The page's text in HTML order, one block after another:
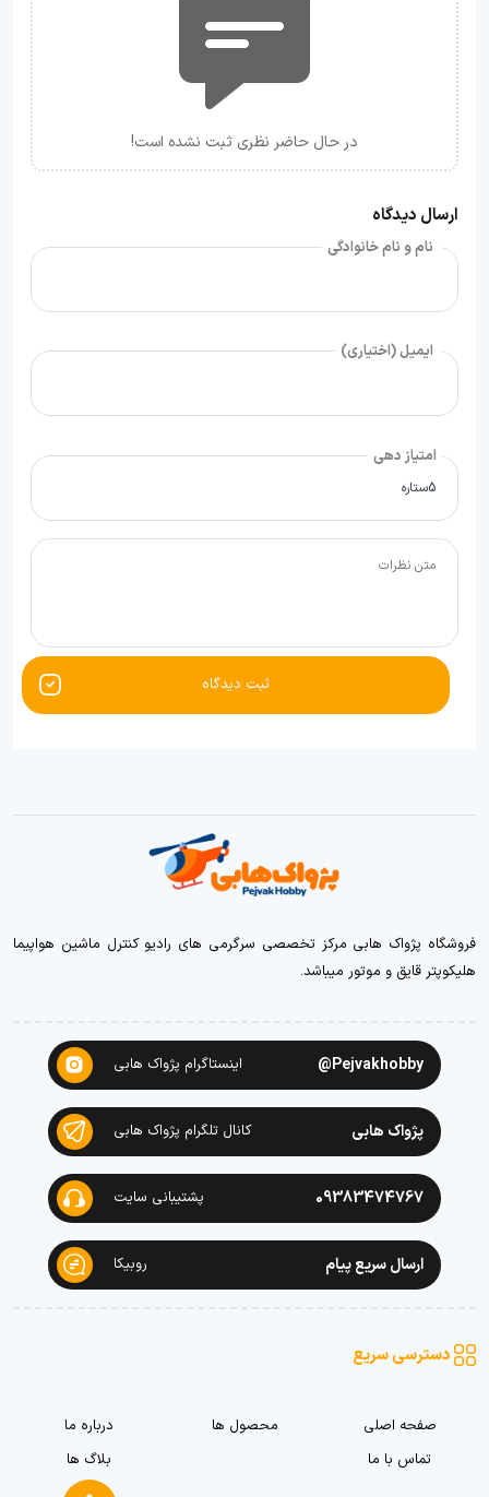
در حال حاضر نظری ثبت نشده است!
ارسال دیدگاه
نام و نام خانوادگی
ایمیل (اختیاری)
امتیاز دهی
ثبت دیدگاه
فروشگاه پژواک هابی مرکز تخصصی سرگرمی های رادیو کنترل ماشین هواپیما
هلیکوپتر قایق و موتور میباشد.
Pejvakhobby@ اینستاگرام پژواک هابی
پژواک هابی کانال تلگرام پژواک هابی
09383474767 پشتیبانی سایت
ارسال سریع پیام روبیکا
دسترسی سریع
صفحه اصلی محصول ها
درباره ما
تماس با ما
بلاگ ها